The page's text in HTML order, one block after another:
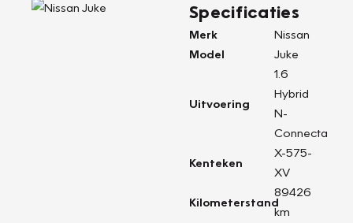
Specificaties
Merk
Nissan
Model
Juke
Uitvoering
1.6
Hybrid
N-
Connecta
Kenteken
X-575-
XV
Kilometerstand
89426
km